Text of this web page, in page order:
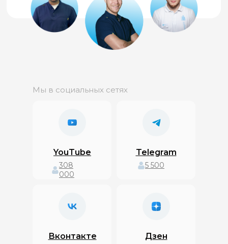
YouTube
Мы в социальных сетях
308
000
Telegram
5 500
Вконтакте Дзен